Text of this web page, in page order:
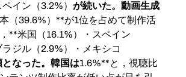
イン（3.2%） が続いた。動画生成
（39.6%）**が1位を占めて制作活
**米国（16.1%）・スペイン
ラジル（2.9%）・メキシコ
となった。韓国は1.6%**と，視聴比